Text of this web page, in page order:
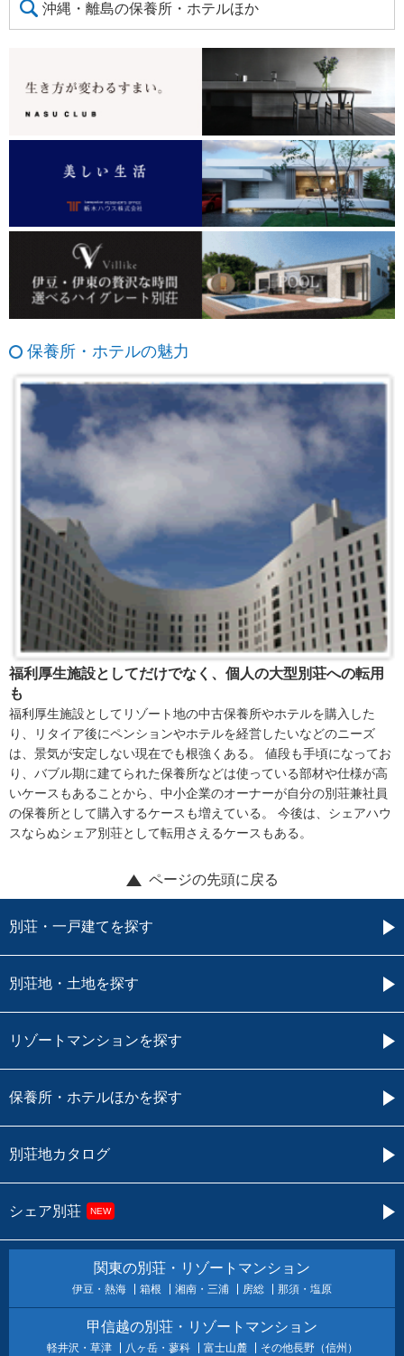
沖縄・離島の保養所・ホテルほか
保養所・ホテルの魅力
福利厚生施設としてだけでなく、個人の大型別荘への転用
も
福利厚生施設としてリゾート地の中古保養所やホテルを購入した
り、リタイア後にペンションやホテルを経営したいなどのニーズ
は、景気が安定しない現在でも根強くある。 値段も手頃になってお
り、バブル期に建てられた保養所などは使っている部材や仕様が高
いケースもあることから、中小企業のオーナーが自分の別荘兼社員
の保養所として購入するケースも増えている。 今後は、シェアハウ
スならぬシェア別荘として転用さえるケースもある。
ページの先頭に戻る
別荘・一戸建てを探す
別荘地・土地を探す
リゾートマンションを探す
保養所・ホテルほかを探す
別荘地カタログ
シェア別荘 NEW
関東の別荘・リゾートマンション
伊豆・熱海 箱根 湘南・三浦 房総 那須・塩原
甲信越の別荘・リゾートマンション
軽井沢・草津 八ヶ岳・蓼科 富士山麓 その他長野（信州）